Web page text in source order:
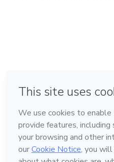
Feito com ❤ na Cidade do
Conheça a Hotmart